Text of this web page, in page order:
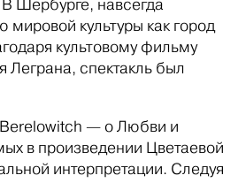
Шербурге, навсегда
культуры как город
культовому фильму
спектакль был
— о Любви и
в произведении Цветаевой
интерпретации. Следуя